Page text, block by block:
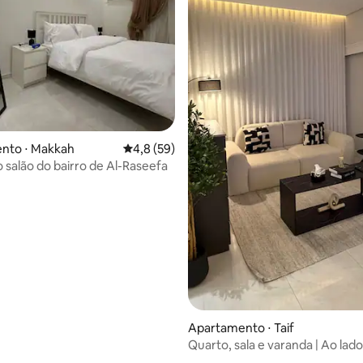
média de 5, 3 avaliações
⋅ Makkah 4,8 de uma avaliação média de 5, 59
4,8 (59)
salão do bairro de Al-Raseefa
Apartamento ⋅ Taif
Quarto, sala e varanda | Ao